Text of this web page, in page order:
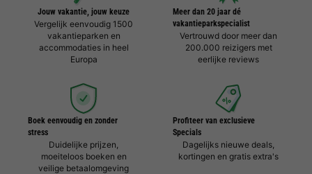
Jouw vakantie, jouw keuze
Vergelijk eenvoudig 1500
vakantieparken en
accommodaties in heel
Europa
Meer dan 20 jaar dé
vakantieparkspecialist
Vertrouwd door meer dan
200.000 reizigers met
eerlijke reviews
Boek eenvoudig en zonder
stress
Duidelijke prijzen,
moeiteloos boeken en
veilige betaalomgeving
Profiteer van exclusieve
Specials
Dagelijks nieuwe deals,
kortingen en gratis extra's